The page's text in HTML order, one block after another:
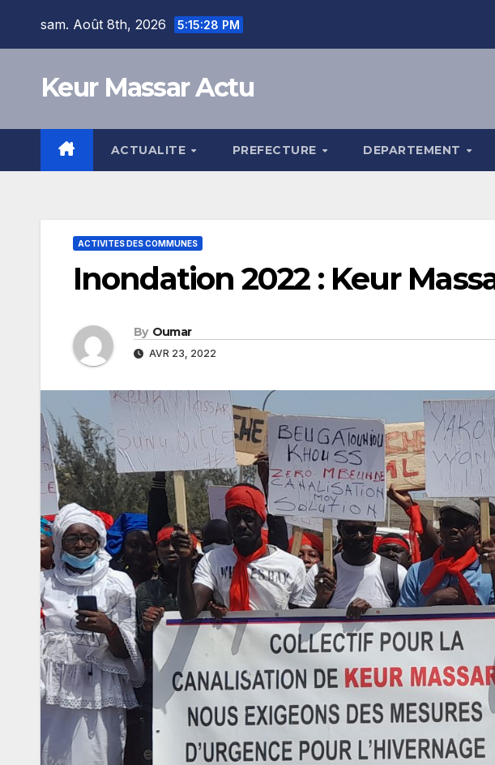
sam. Août 8th, 2026 5:15:29 PM
Keur Massar Actu
ACTUALITE PREFECTURE DEPARTEMENT
ACTIVITES DES COMMUNES
Inondation 2022 : Keur
By Oumar
AVR 23, 2022